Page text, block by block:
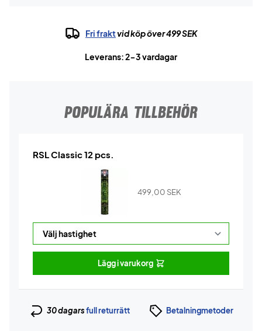
Fri fraktvid köp över 499 SEK
Leverans: 2-3 vardagar
POPULÄRA TILLBEHÖR
RSL Classic 12 pcs.
499,00 SEK
Lägg i varukorg
30 dagarsfull returrätt Betalningmetoder